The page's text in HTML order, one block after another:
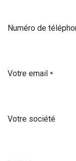
Numéro de
Votre email *
Votre société